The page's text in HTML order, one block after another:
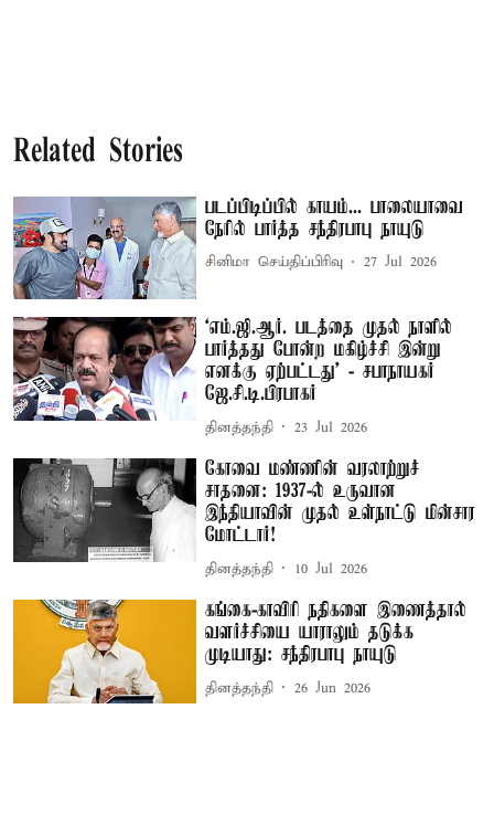
Related Stories
படப்பிடிப்பில் காயம்... பாலையாவை
நேரில் பார்த்த சந்திரபாபு நாயுடு
சினிமா செய்திப்பிரிவு 27 Jul 2026
‘எம்.ஜி.ஆர். படத்தை முதல் நாளில்
பார்த்தது போன்ற மகிழ்ச்சி இன்று
எனக்கு ஏற்பட்டது’ - சபாநாயகர்
ஜே.சி.டி.பிரபாகர்
தினத்தந்தி 23 Jul 2026
கோவை மண்ணின் வரலாற்றுச்
சாதனை: 1937-ல் உருவான
இந்தியாவின் முதல் உள்நாட்டு மின்சார
மோட்டார்!
தினத்தந்தி 10 Jul 2026
கங்கை-காவிரி நதிகளை இணைத்தால்
வளர்ச்சியை யாராலும் தடுக்க
முடியாது: சந்திரபாபு நாயுடு
தினத்தந்தி 26 Jun 2026